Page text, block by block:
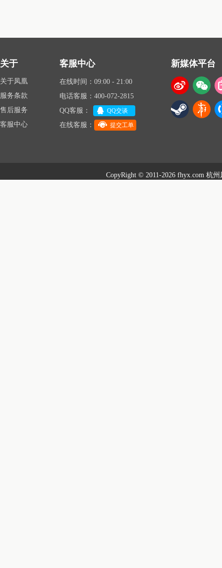
关于
关于凤凰
服务条款
售后服务
客服中心
客服中心
在线时间：09:00 - 21:00
电话客服：400-072-2815
QQ客服：
QQ交谈
在线客服： 提交工单
新媒体平台
CopyRight © 2011-2026 fhyx.com 杭州